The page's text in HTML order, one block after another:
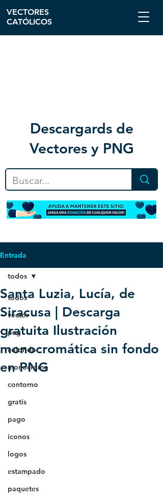
Descargards de
Vectores y PNG
VECTORES
CATÓLICOS
Entrada
todos
vector
png
colorido
monocromo
contorno
gratis
pago
iconos
logos
estampado
paquetes
todos
Santa Luzia, Lucía, de
Siracusa | Descarga
gratuita Ilustración
monocromática sin fondo
en PNG